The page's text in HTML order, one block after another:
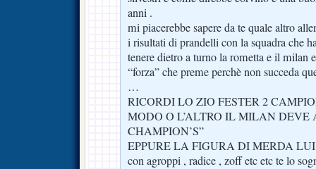
anni .
mi piacerebbe sapere da te quale altro
i risultati di prandelli con la squadra che
tenere dietro a turno la rometta e il milan
“forza” che preme perchè non succeda
…
RICORDI LO ZIO FESTER 2
MODO O L’ALTRO IL MILAN DEVE
CHAMPION’S”
EPPURE LA FIGURA DI MERDA
con agroppi , radice , zoff etc etc te lo